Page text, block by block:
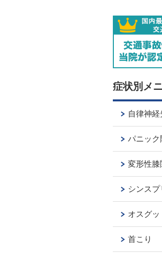
症状別メ
自律神経
パニック
変形性膝
シンスプ
オスグッ
首こり